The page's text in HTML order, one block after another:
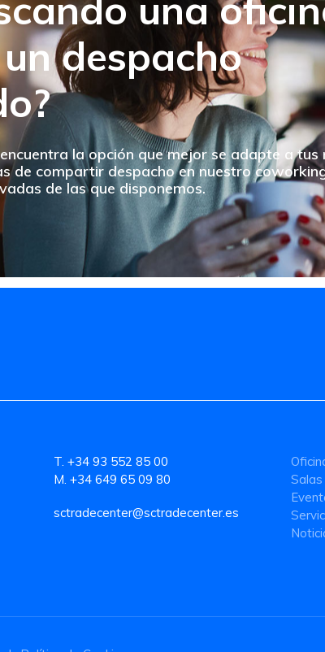
despacho
la opción que mejor se adapte a tus
de compartir despacho en nuestro
de las que disponemos.
T. +34 93 552 85 00
M. +34 649 65 09 80
sctradecenter@sctradecenter.es
Salas